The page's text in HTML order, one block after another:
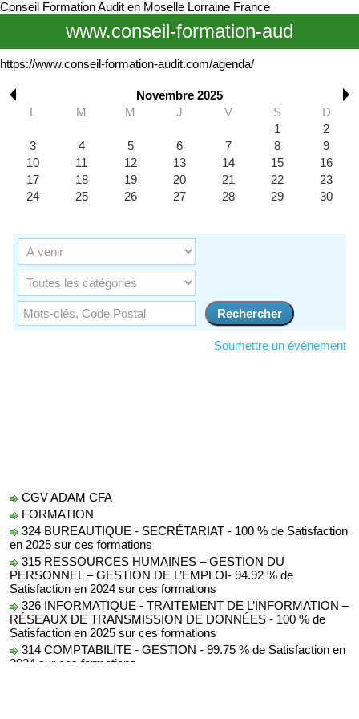
Conseil Formation Audit en Moselle Lorraine France
www.conseil-formation-aud
https://www.conseil-formation-audit.com/agenda/
Novembre 2025
L
M M J V S
D
1
2
3
4 5 6 7 8
9
10
11 12 13 14 15
16
17
18 19 20 21 22
23
24
25 26 27 28 29 30
Soumettre un événement
CGV ADAM CFA
FORMATION
324 BUREAUTIQUE - SECRÉTARIAT - 100 % de Satisfaction
en 2025 sur ces formations
315 RESSOURCES HUMAINES – GESTION DU
PERSONNEL – GESTION DE L’EMPLOI- 94.92 % de
Satisfaction en 2024 sur ces formations
326 INFORMATIQUE - TRAITEMENT DE L’INFORMATION –
RÉSEAUX DE TRANSMISSION DE DONNÉES - 100 % de
Satisfaction en 2025 sur ces formations
314 COMPTABILITE - GESTION - 99.75 % de Satisfaction en
2024 sur ces formations